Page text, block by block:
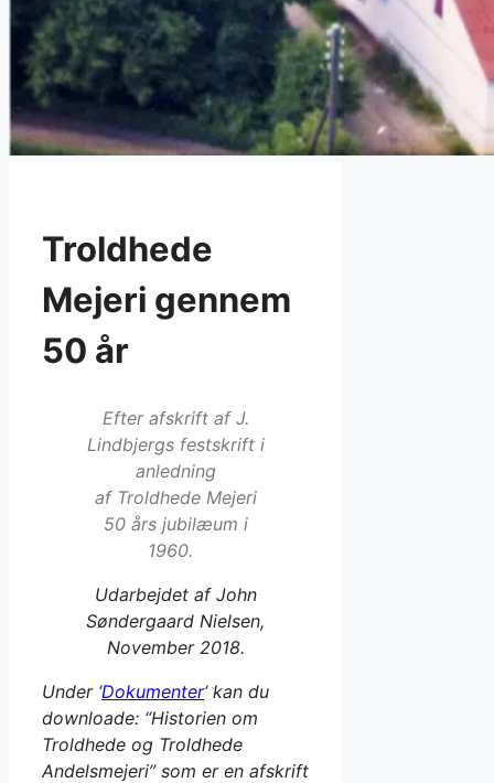
Troldhede
Mejeri gennem
50 år
Efter afskrift af J.
Lindbjergs festskrift i
anledning
af Troldhede Mejeri
50 års jubilæum i
1960.
Udarbejdet af John
Søndergaard Nielsen,
November 2018.
Under ‘Dokumenter‘ kan du
downloade: “Historien om
Troldhede og Troldhede
Andelsmejeri” som er en afskrift